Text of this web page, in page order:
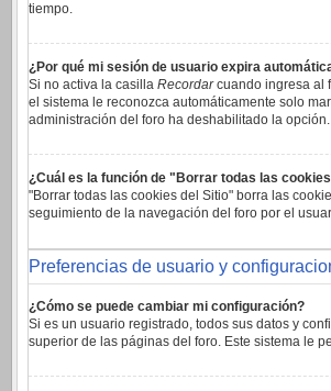
tiempo.
¿Por qué mi sesión de usuario expira
Si no activa la casilla Recordarcuando ingresa al
el sistema le reconozca automáticamente solo
administración del foro ha deshabilitado la opción.
¿Cuál es la función de "Borrar todas las
"Borrar todas las cookies del Sitio" borra las
seguimiento de la navegación del foro por el
Preferencias de usuario y
¿Cómo se puede cambiar mi configuración?
Si es un usuario registrado, todos sus datos y
superior de las páginas del foro. Este sistema le